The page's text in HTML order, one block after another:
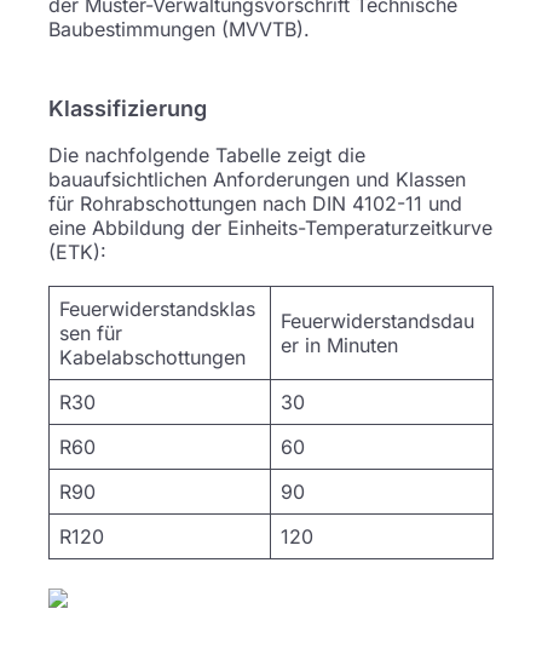
der Muster-Verwaltungsvorschrift Technische
Baubestimmungen (MVVTB).
Klassifizierung
Die nachfolgende Tabelle zeigt die
bauaufsichtlichen Anforderungen und Klassen
für Rohrabschottungen nach DIN 4102-11 und
eine Abbildung der Einheits-Temperaturzeitkurve
(ETK):
Feuerwiderstandsklas
sen für
Kabelabschottungen
Feuerwiderstandsdau
er in Minuten
R30
30
R60
60
R90
90
R120
120